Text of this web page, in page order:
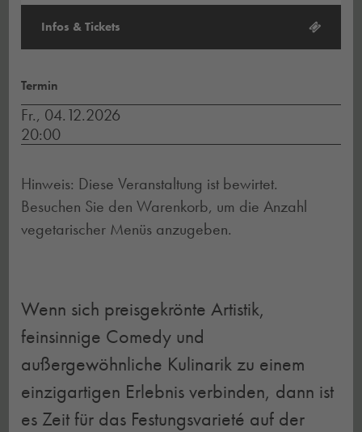
Infos & Tickets
Termin
Fr., 04.12.2026
20:00
Hinweis: Diese Veranstaltung ist bewirtet.
Besuchen Sie den Warenkorb, um die Anzahl
vegetarischer Menüs anzugeben.
Wenn sich preisgekrönte Artistik,
feinsinnige Comedy und
außergewöhnliche Kulinarik zu einem
einzigartigen Erlebnis verbinden, dann ist
es Zeit für das Festungsvarieté auf der